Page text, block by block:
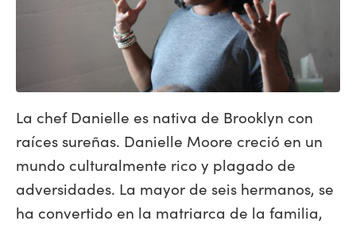
La chef Danielle es nativa de Brooklyn con
raíces sureñas. Danielle Moore creció en un
mundo culturalmente rico y plagado de
adversidades. La mayor de seis hermanos, se
ha convertido en la matriarca de la familia,